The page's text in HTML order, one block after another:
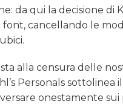
da qui la decisione di
font, cancellando le
alla censura delle
Personals sottolinea
onestamente sui